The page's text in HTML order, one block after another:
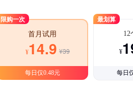
限购一次
首月试用
¥14.9 ¥39
每日仅0.48元
最划算
12
¥
每日